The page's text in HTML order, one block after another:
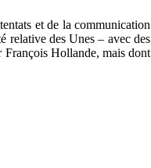
et de la communication
relative des Unes – avec des
François Hollande, mais dont